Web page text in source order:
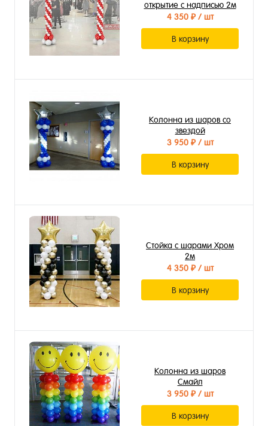
открытие с надписью 2м
4 350 ₽/ шт
В корзину
Колонна из шаров со
звездой
3 950 ₽/ шт
В корзину
Стойка с шарами Хром
2м
4 350 ₽/ шт
В корзину
Колонна из шаров
Смайл
3 950 ₽/ шт
В корзину